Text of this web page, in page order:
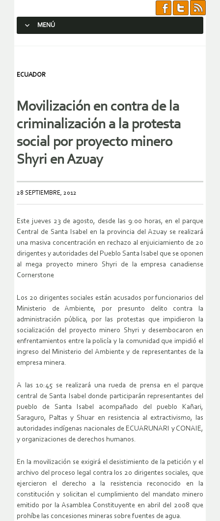
MENÚ
ECUADOR
Movilización en contra de la
criminalización a la protesta
social por proyecto minero
Shyri en Azuay
28 SEPTIEMBRE, 2012
Este jueves 23 de agosto, desde las 9:00 horas, en el parque
Central de Santa Isabel en la provincia del Azuay se realizará
una masiva concentración en rechazo al enjuiciamiento de 20
dirigentes y autoridades del Pueblo Santa Isabel que se oponen
al mega proyecto minero Shyri de la empresa canadiense
Cornerstone
Los 20 dirigentes sociales están acusados por funcionarios del
Ministerio de Ambiente, por presunto delito contra la
administración pública, por las protestas que impidieron la
socialización del proyecto minero Shyri y desembocaron en
enfrentamientos entre la policía y la comunidad que impidió el
ingreso del Ministerio del Ambiente y de representantes de la
empresa minera.
A las 10:45 se realizará una rueda de prensa en el parque
central de Santa Isabel donde participarán representantes del
pueblo de Santa Isabel acompañado del pueblo Kañari,
Saraguro, Paltas y Shuar en resistencia al extractivismo, las
autoridades indígenas nacionales de ECUARUNARI y CONAIE,
y organizaciones de derechos humanos.
En la movilización se exigirá el desistimiento de la petición y el
archivo del proceso legal contra los 20 dirigentes sociales, que
ejercieron el derecho a la resistencia reconocido en la
constitución y solicitan el cumplimiento del mandato minero
emitido por la Asamblea Constituyente en abril del 2008 que
prohíbe las concesiones mineras sobre fuentes de agua.